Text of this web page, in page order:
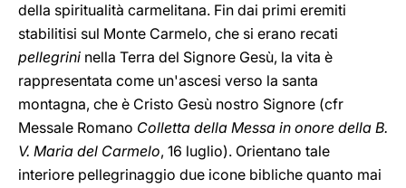
della spiritualità carmelitana. Fin dai primi eremiti
stabilitisi sul Monte Carmelo, che si erano recati
pellegrini nella Terra del Signore Gesù, la vita è
rappresentata come un'ascesi verso la santa
montagna, che è Cristo Gesù nostro Signore (cfr
Messale Romano Colletta della Messa in onore della B.
V. Maria del Carmelo, 16 luglio). Orientano tale
interiore pellegrinaggio due icone bibliche quanto mai